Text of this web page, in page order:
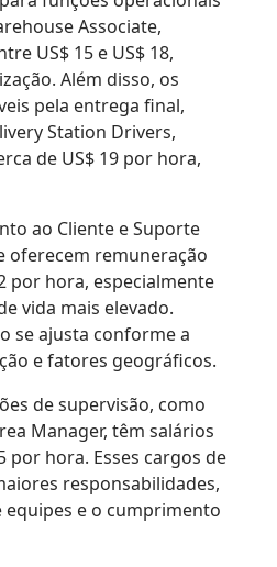
Associate,
US$ 15 e US$ 18,
Além disso, os
pela entrega final,
Station Drivers,
de US$ 19 por hora,
ao Cliente e Suporte
oferecem remuneração
por hora, especialmente
vida mais elevado.
se ajusta conforme a
e fatores geográficos.
de supervisão, como
Manager, têm salários
por hora. Esses cargos de
responsabilidades,
equipes e o cumprimento